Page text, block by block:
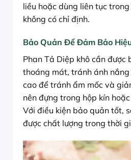
liều hoặc dùng liên tục
không có chỉ định.
Bảo Quản Để Đảm Bảo
Phan Tả Diệp khô cần được
thoáng mát, tránh ánh
cao để tránh ẩm mốc và
nên đựng trong hộp kín
Với điều kiện bảo quản tốt,
được chất lượng trong thời